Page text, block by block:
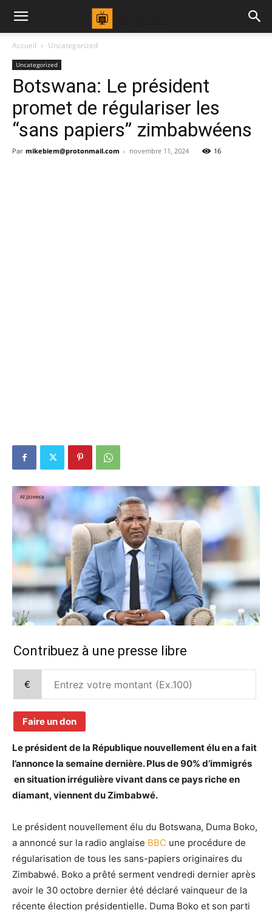
Accueil Uncategorized
Uncategorized
Botswana: Le président
promet de régulariser les
“sans papiers” zimbabwéens
Par mikebiem@protonmail.com - novembre 11, 2024 16
Contribuez à une presse libre
€
Faire un don
Le président de la République nouvellement élu en a fait
l’annonce la semaine dernière. Plus de 90% d’immigrés
en situation irrégulière vivant dans ce pays riche en
diamant, viennent du Zimbabwé.
Le président nouvellement élu du Botswana, Duma Boko,
a annoncé sur la radio anglaise BBC une procédure de
régularisation de tous les sans-papiers originaires du
Zimbabwé. Boko a prêté serment vendredi dernier après
avoir le 30 octobre dernier été déclaré vainqueur de la
récente élection présidentielle. Duma Boko et son parti